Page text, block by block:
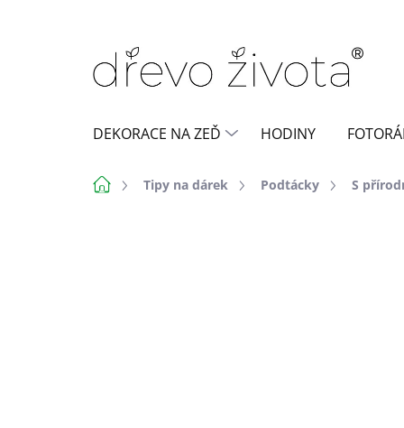
DEKORACE NA ZEĎ HODINY
DomůTipy na dárek Podtácky S